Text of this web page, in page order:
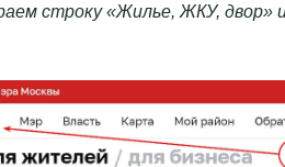
строку «Жилье, ЖКУ, двор»